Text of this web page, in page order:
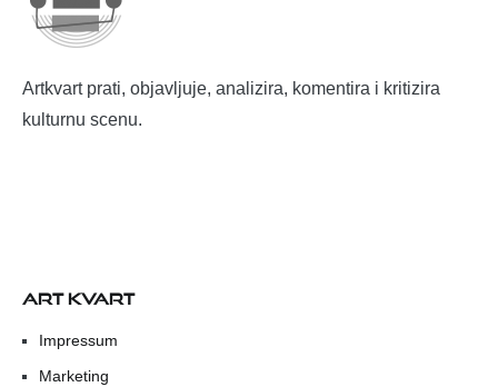
Artkvart prati, objavljuje, analizira, komentira i kritizira
kulturnu scenu.
ART KVART
Impressum
Marketing